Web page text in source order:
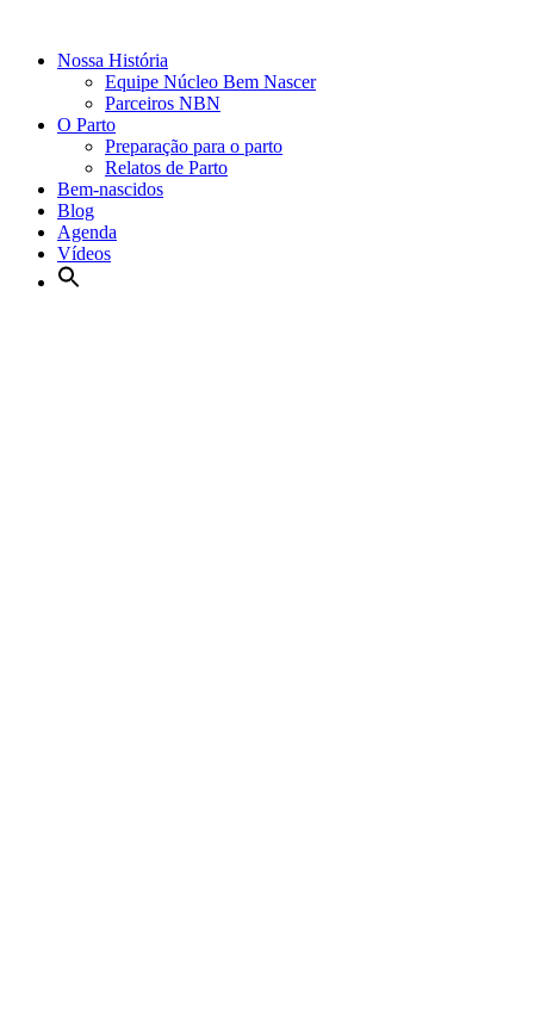
Nossa História
Equipe Núcleo Bem Nascer
Parceiros NBN
O Parto
Preparação para o parto
Relatos de Parto
Bem-nascidos
Blog
Agenda
Vídeos